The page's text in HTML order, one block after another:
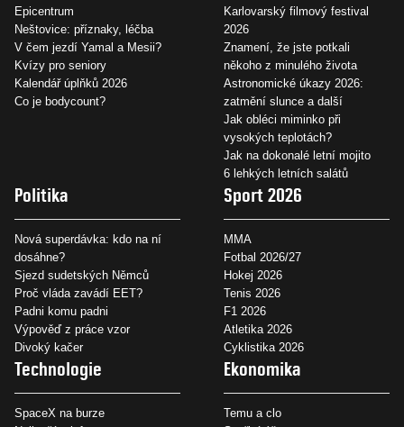
Epicentrum
Neštovice: příznaky, léčba
V čem jezdí Yamal a Mesii?
Kvízy pro seniory
Kalendář úplňků 2026
Co je bodycount?
Karlovarský filmový festival
2026
Znamení, že jste potkali
někoho z minulého života
Astronomické úkazy 2026:
zatmění slunce a další
Jak obléci miminko při
vysokých teplotách?
Jak na dokonalé letní mojito
6 lehkých letních salátů
Politika
Nová superdávka: kdo na ní
dosáhne?
Sjezd sudetských Němců
Proč vláda zavádí EET?
Padni komu padni
Výpověď z práce vzor
Divoký kačer
Sport 2026
MMA
Fotbal 2026/27
Hokej 2026
Tenis 2026
F1 2026
Atletika 2026
Cyklistika 2026
Technologie
SpaceX na burze
Ekonomika
Temu a clo